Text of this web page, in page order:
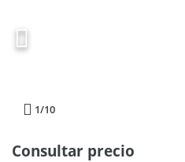
1/10
Consultar precio